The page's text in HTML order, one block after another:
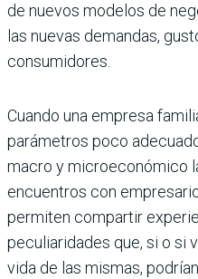
de nuevos modelos de
las nuevas demandas,
consumidores.
Cuando una empresa
parámetros poco
macro y microeconómico
encuentros con
permiten compartir
peculiaridades que, si o si
vida de las mismas,